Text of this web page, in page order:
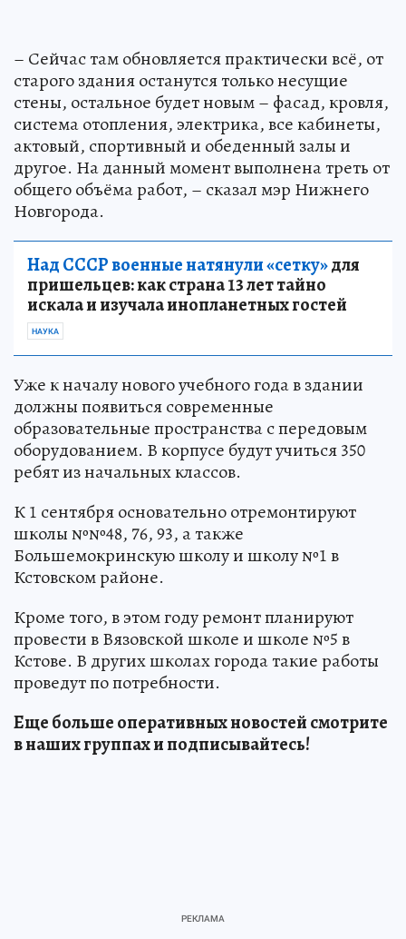
– Сейчас там обновляется практически всё, от
старого здания останутся только несущие
стены, остальное будет новым – фасад, кровля,
система отопления, электрика, все кабинеты,
актовый, спортивный и обеденный залы и
другое. На данный момент выполнена треть от
общего объёма работ, – сказал мэр Нижнего
Новгорода.
Над СССР военные натянули «сетку»для
пришельцев: как страна 13 лет тайно
искала и изучала инопланетных гостей
НАУКА
Уже к началу нового учебного года в здании
должны появиться современные
образовательные пространства с передовым
оборудованием. В корпусе будут учиться 350
ребят из начальных классов.
К 1 сентября основательно отремонтируют
школы №№48, 76, 93, а также
Большемокринскую школу и школу №1 в
Кстовском районе.
Кроме того, в этом году ремонт планируют
провести в Вязовской школе и школе №5 в
Кстове. В других школах города такие работы
проведут по потребности.
Еще больше оперативных новостей смотрите
в наших группах и подписывайтесь!